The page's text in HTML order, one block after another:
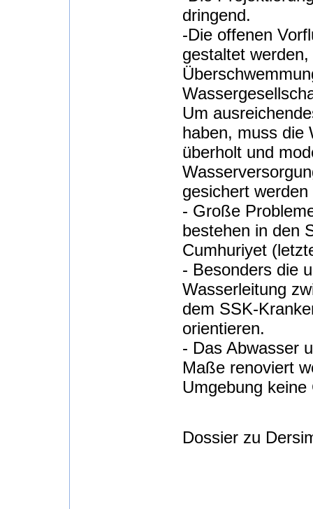
dringend.
-Die offenen
gestaltet
Um
haben, muss die
überholt und
gesichert werden
- Große
bestehen in den
Cumhuriyet
- Besonders die
Wasserleitung
dem SSK-
orientieren.
- Das Abwasser
Maße renoviert
Umgebung
Dossier zu